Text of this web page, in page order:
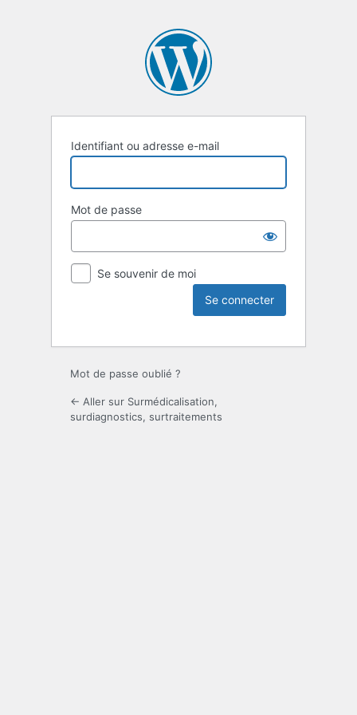
Identifiant ou adresse e-mail
Mot de passe
Se souvenir de moi
Mot de passe oublié ?
← Aller sur Surmédicalisation,
surdiagnostics, surtraitements